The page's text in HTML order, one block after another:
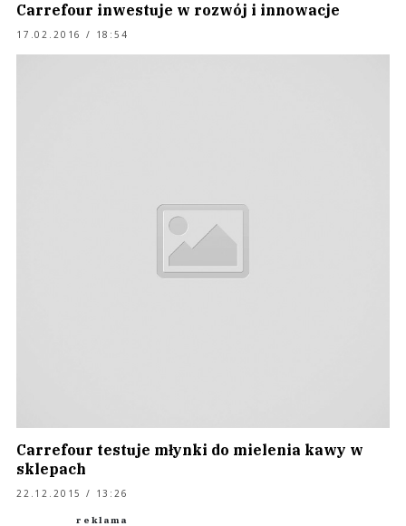
Carrefour inwestuje w rozwój i innowacje
17.02.2016 / 18:54
Carrefour testuje młynki do mielenia kawy w
sklepach
22.12.2015 / 13:26